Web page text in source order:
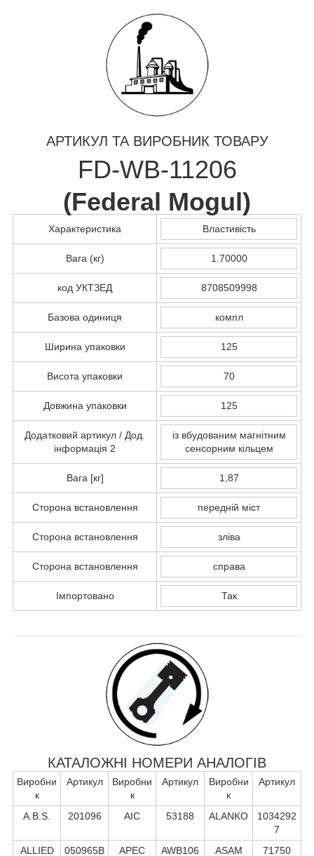
АРТИКУЛ ТА ВИРОБНИК ТОВАРУ
FD-WB-11206
(Federal Mogul)
Характеристика Властивість
Вага (кг) 1.70000
код УКТЗЕД 8708509998
Базова одиниця компл
Ширина упаковки 125
Висота упаковки 70
Довжина упаковки 125
Додатковий артикул / Дод.
інформація 2
із вбудованим магнітним
сенсорним кільцем
Вага [кг] 1,87
Сторона встановлення передній міст
Сторона встановлення зліва
Сторона встановлення справа
Імпортовано Так
КАТАЛОЖНІ НОМЕРИ АНАЛОГІВ
Виробни
к
Артикул
Виробни
к
Артикул
Виробни
к
Артикул
A.B.S. 201096 AIC 53188 ALANKO
1034292
7
ALLIED
050965B APEC AWB106 ASAM 71750